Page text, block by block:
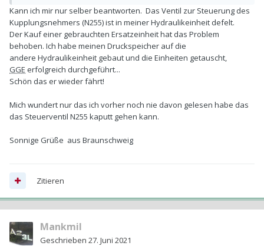
Kann ich mir nur selber beantworten. Das Ventil zur Steuerung des
Kupplungsnehmers (N255) ist in meiner Hydraulikeinheit defelt.
Der Kauf einer gebrauchten Ersatzeinheit hat das Problem
behoben. Ich habe meinen Druckspeicher auf die
andere Hydraulikeinheit gebaut und die Einheiten getauscht,
GGE erfolgreich durchgeführt...
Schön das er wieder fährt!
Mich wundert nur das ich vorher noch nie davon gelesen habe das
das Steuerventil N255 kaputt gehen kann.
Sonnige Grüße aus Braunschweig
Zitieren
Mankmil
Geschrieben 27. Juni 2021